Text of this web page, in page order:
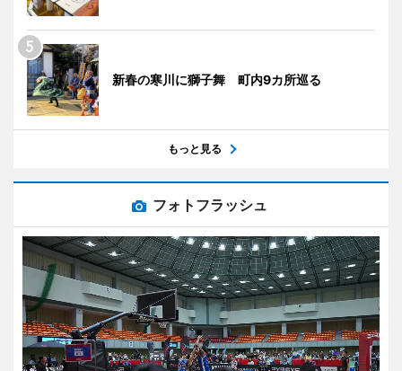
新春の寒川に獅子舞 町内9カ所巡る
もっと見る
フォトフラッシュ